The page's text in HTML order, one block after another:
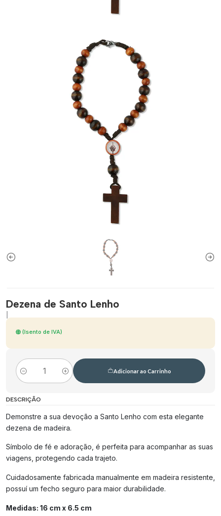
Dezena de Santo Lenho
(Isento de IVA)
Quantidade
Adicionar ao Carrinho
DESCRIÇÃO
Demonstre a sua devoção a Santo Lenho com esta elegante
dezena de madeira.
Símbolo de fé e adoração, é perfeita para acompanhar as suas
viagens, protegendo cada trajeto.
Cuidadosamente fabricada manualmente em madeira resistente,
possuí um fecho seguro para maior durabilidade.
Medidas: 16 cm x 6.5 cm